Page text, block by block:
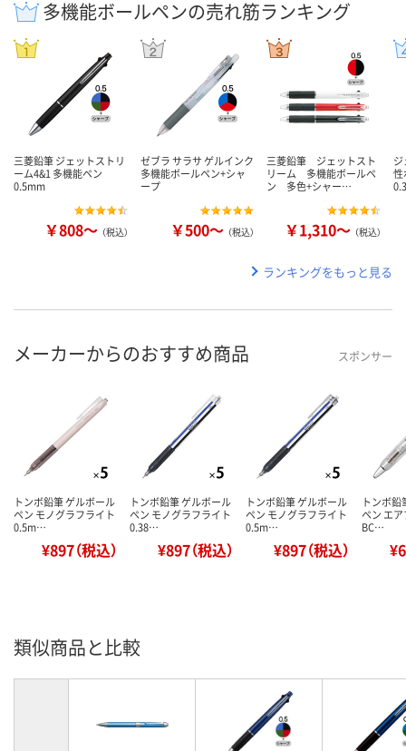
多機能ボールペンの売れ筋ランキング
三菱鉛筆 ジェットストリ
ーム4&1 多機能ペン
0.5mm
￥808～ （税込）
ゼブラ サラサ ゲルインク
多機能ボールペン+シャ
ープ
￥500～ （税込）
三菱鉛筆 ジェットスト
リーム 多機能ボールペ
ン 多色+シャー…
￥1,310～ （税込）
ランキングをもっと見る
メーカーからのおすすめ商品 スポンサー
トンボ鉛筆 ゲルボール
ペン モノグラフライト
0.5m…
¥897（税込）
トンボ鉛筆 ゲルボール
ペン モノグラフライト
0.38…
¥897（税込）
トンボ鉛筆 ゲルボール
ペン モノグラフライト
0.5m…
¥897（税込）
トンボ鉛
ペン エ
BC…
類似商品と比較